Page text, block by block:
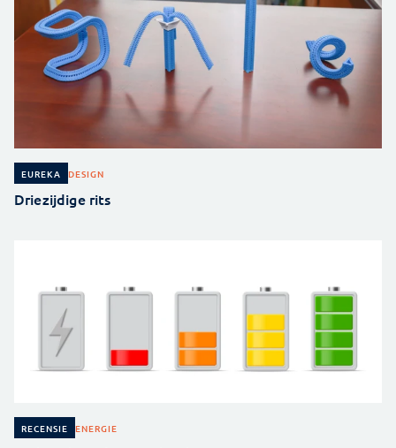
EUREKA DESIGN
Driezijdige rits
RECENSIE ENERGIE